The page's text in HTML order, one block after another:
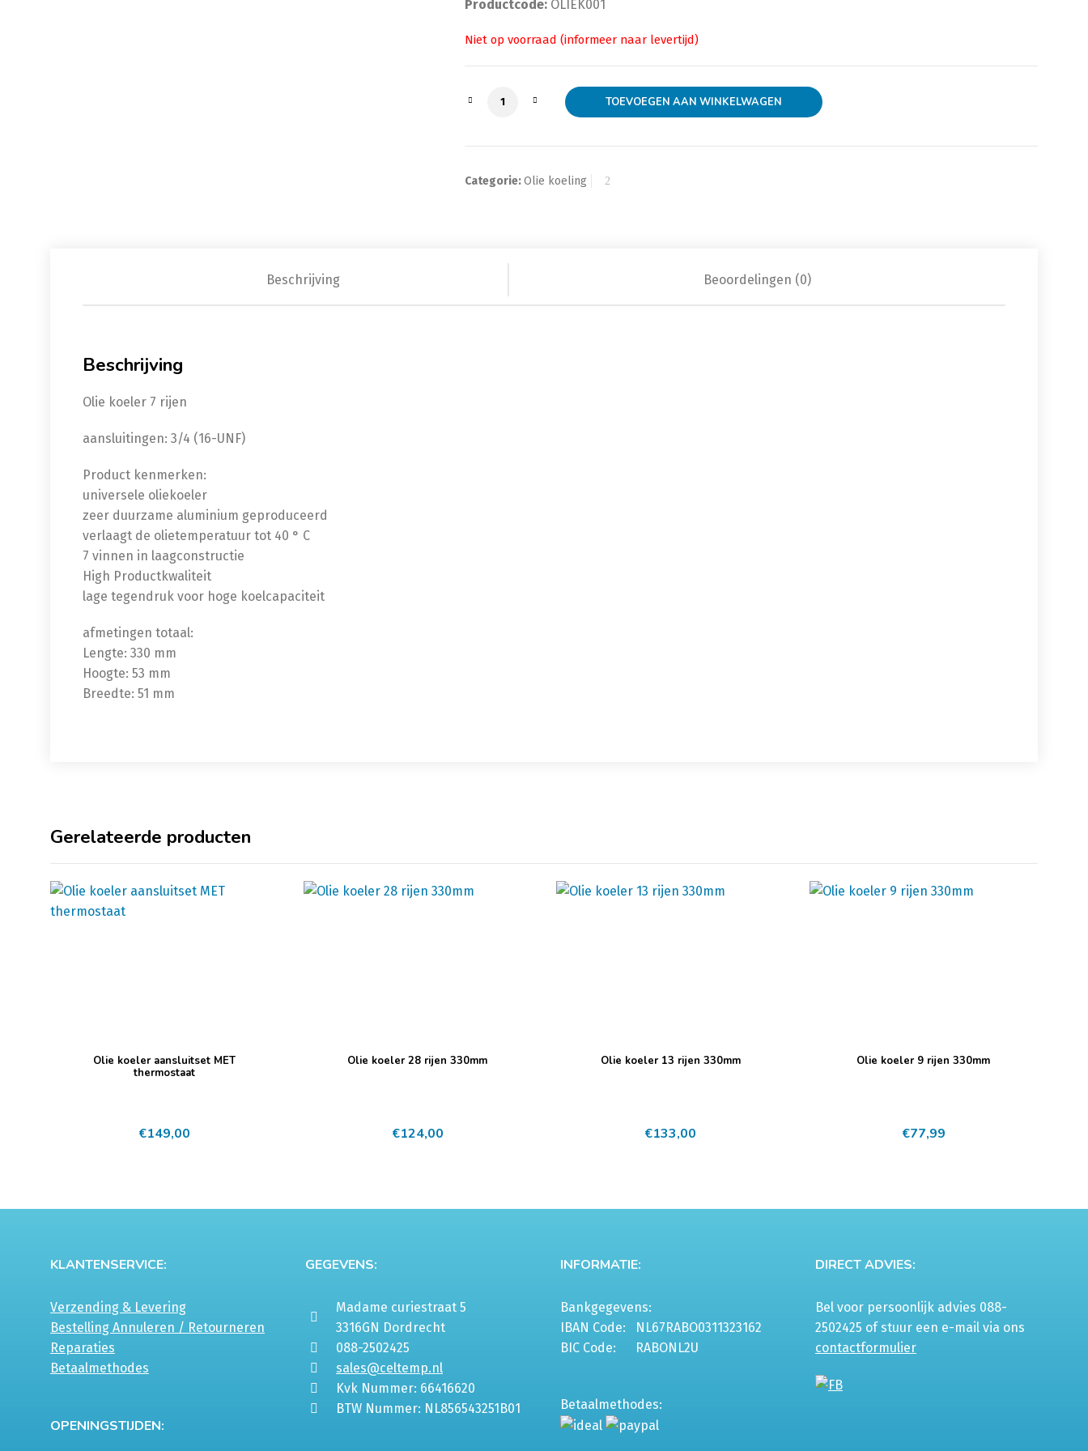
Productcode: OLIEK001
Olie koeler 7 rijen 330mm aantalTOEVOEGEN AAN WINKELWAGEN
Categorie:Olie koeling
Beschrijving Beoordelingen (0)
Beschrijving
Olie koeler 7 rijen
aansluitingen: 3/4 (16-UNF)
Product kenmerken:
universele oliekoeler
zeer duurzame aluminium geproduceerd
verlaagt de olietemperatuur tot 40 ° C
7 vinnen in laagconstructie
High Productkwaliteit
lage tegendruk voor hoge koelcapaciteit
afmetingen totaal:
Lengte: 330 mm
Hoogte: 53 mm
Breedte: 51 mm
Gerelateerde producten
Olie koeler aansluitset MET
thermostaat
€149,00
Olie koeler 28 rijen 330mm
€124,00
Olie koeler 13 rijen 330mm
€133,00
Olie koeler 9 rijen 330mm
€77,99
KLANTENSERVICE:
Verzending & Levering
Bestelling Annuleren / Retourneren
Reparaties
Betaalmethodes
OPENINGSTIJDEN:
GEGEVENS:
Madame curiestraat 5
3316GN Dordrecht
088-2502425
sales@celtemp.nl
Kvk Nummer: 66416620
BTW Nummer: NL856543251B01
INFORMATIE:
Bankgegevens:
IBAN Code:
NL67RABO0311323162
BIC Code:
RABONL2U
Betaalmethodes:
DIRECT ADVIES:
Bel voor persoonlijk advies 088-
2502425 of stuur een e-mail via ons
contactformulier